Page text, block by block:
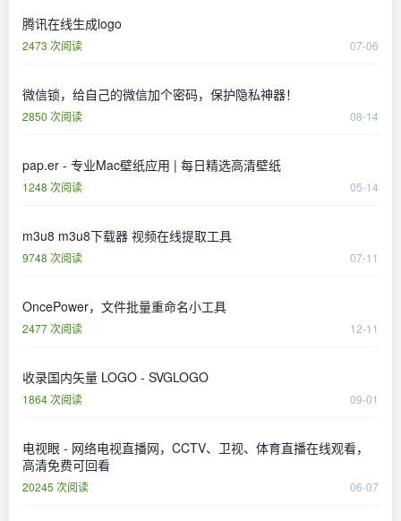
腾讯在线生成logo
2473 次阅读 07-06
微信锁，给自己的微信加个密码，保护隐私神器！
2850 次阅读 08-14
pap.er - 专业Mac壁纸应用 | 每日精选高清壁纸
1248 次阅读 05-14
m3u8 m3u8下载器 视频在线提取工具
9748 次阅读 07-11
OncePower，文件批量重命名小工具
2477 次阅读 12-11
收录国内矢量 LOGO - SVGLOGO
1864 次阅读 09-01
电视眼 - 网络电视直播网，CCTV、卫视、体育直播在线观看，
高清免费可回看
20245 次阅读 06-07